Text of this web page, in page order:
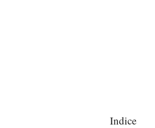
Indice